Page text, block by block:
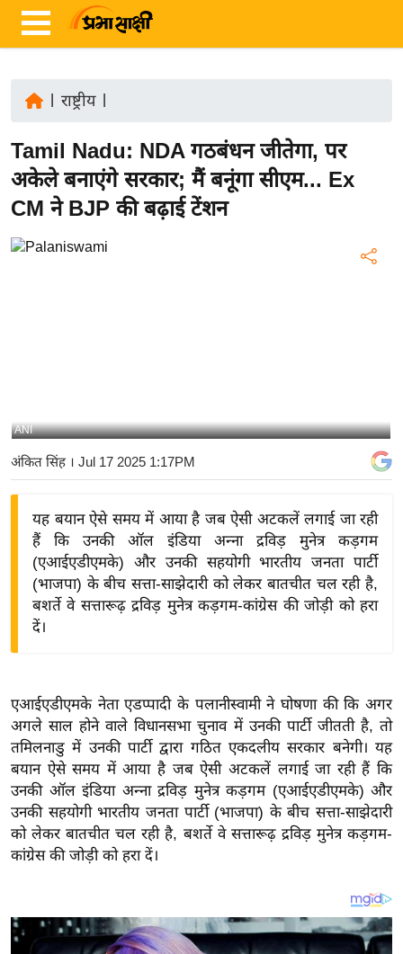
ज़ा
ख
ब
र
रा
य
बि
ज़
द्यो
शे
ष
ज्ञ
रा
य
ब
ज
खे
ल
राष्ट्रीय|
Tamil Nadu: NDA गठबंधन जीतेगा, पर
अकेले बनाएंगे सरकार; मैं बनूंगा सीएम... Ex
CM ने BJP की बढ़ाई टेंशन
ANI
अंकित सिंह। Jul 17 2025 1:17PM
यह बयान ऐसे समय में आया है जब ऐसी अटकलें लगाई जा रही
हैं कि उनकी ऑल इंडिया अन्ना द्रविड़ मुनेत्र कड़गम
(एआईएडीएमके) और उनकी सहयोगी भारतीय जनता पार्टी
(भाजपा) के बीच सत्ता-साझेदारी को लेकर बातचीत चल रही है,
बशर्ते वे सत्तारूढ़ द्रविड़ मुनेत्र कड़गम-कांग्रेस की जोड़ी को हरा
दें।
एआईएडीएमके नेता एडप्पादी के पलानीस्वामी ने घोषणा की कि अगर
अगले साल होने वाले विधानसभा चुनाव में उनकी पार्टी जीतती है, तो
तमिलनाडु में उनकी पार्टी द्वारा गठित एकदलीय सरकार बनेगी। यह
बयान ऐसे समय में आया है जब ऐसी अटकलें लगाई जा रही हैं कि
उनकी ऑल इंडिया अन्ना द्रविड़ मुनेत्र कड़गम (एआईएडीएमके) और
उनकी सहयोगी भारतीय जनता पार्टी (भाजपा) के बीच सत्ता-साझेदारी
को लेकर बातचीत चल रही है, बशर्ते वे सत्तारूढ़ द्रविड़ मुनेत्र कड़गम-
कांग्रेस की जोड़ी को हरा दें।